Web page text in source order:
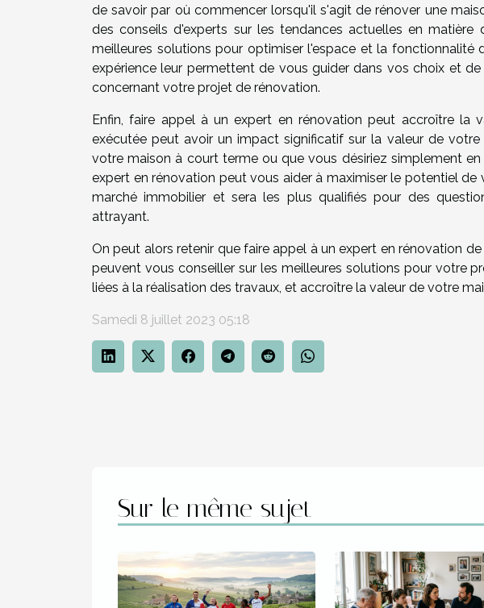
de savoir par où commencer lorsqu'il s'agit de rénover une
des conseils d'experts sur les tendances actuelles en
meilleures solutions pour optimiser l'espace et la fonctionnalité
expérience leur permettent de vous guider dans vos choix et
concernant votre projet de rénovation.
Enfin, faire appel à un expert en rénovation peut accroître la
exécutée peut avoir un impact significatif sur la valeur de
votre maison à court terme ou que vous désiriez simplement
expert en rénovation peut vous aider à maximiser le potentiel
marché immobilier et sera les plus qualifiés pour des
attrayant.
On peut alors retenir que faire appel à un expert en rénovation
peuvent vous conseiller sur les meilleures solutions pour votre
liées à la réalisation des travaux, et accroître la valeur de votre
Samedi 8 juillet 2023 05:18
Sur le même sujet